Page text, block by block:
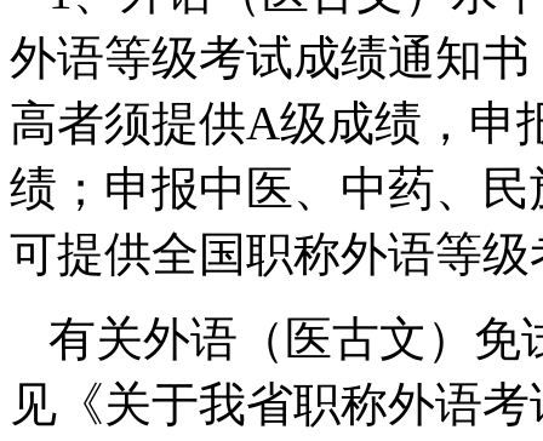
外语等级考试成绩通知
高者须提供A级成绩，申
绩；申报中医、中药、
可提供全国职称外语等
有关外语（医古文）免
见《关于我省职称外语